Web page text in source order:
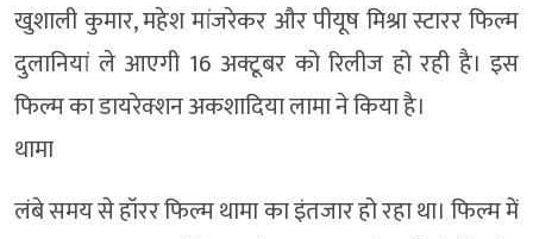
खुशाली कुमार, महेश मांजरेकर और पीयूष मिश्रा स्टारर फिल्म
दुलानियां ले आएगी 16 अक्टूबर को रिलीज हो रही है। इस
फिल्म का डायरेक्शन अकशादिया लामा ने किया है।
थामा
लंबे समय से हॉरर फिल्म थामा का इंतजार हो रहा था। फिल्म में